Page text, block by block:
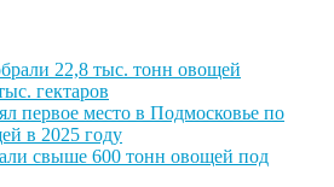
22,8 тыс. тонн овощей
гектаров
первое место в Подмосковье по
в 2025 году
свыше 600 тонн овощей под